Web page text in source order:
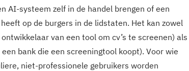
AI-systeem zelf in de handel brengen of een
op de burgers in de lidstaten. Het kan zowel
van een tool om cv’s te screenen) als
bank die een screeningtool koopt). Voor wie
niet-professionele gebruikers worden